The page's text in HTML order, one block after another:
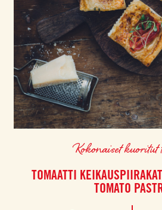
Kokonaiset kuoritut
TOMAATTI
TOMATO